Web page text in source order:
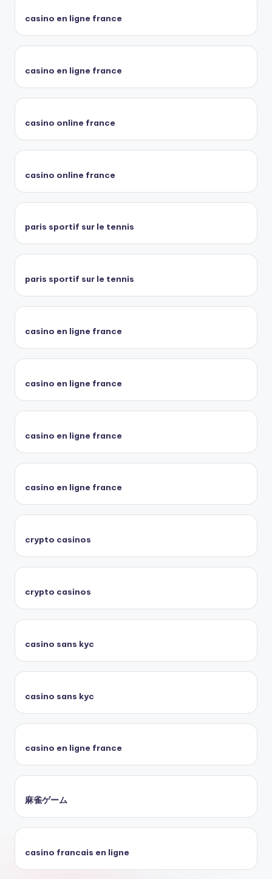
casino en ligne france
casino en ligne france
casino online france
casino online france
paris sportif sur le tennis
paris sportif sur le tennis
casino en ligne france
casino en ligne france
casino en ligne france
casino en ligne france
crypto casinos
crypto casinos
casino sans kyc
casino sans kyc
casino en ligne france
麻雀ゲーム
casino francais en ligne